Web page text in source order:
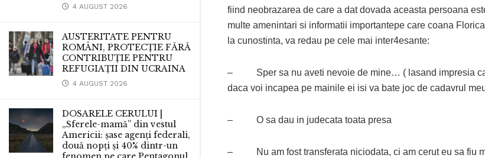
4 AUGUST 2026
AUSTERITATE PENTRU
ROMÂNI, PROTECȚIE FĂRĂ
CONTRIBUȚIE PENTRU
REFUGIAȚII DIN UCRAINA
4 AUGUST 2026
DOSARELE CERULUI |
„Sferele-mamă” din vestul
Americii: șase agenți federali,
două nopți și 40% dintr-un
fiind neobrazarea de care a dat dovada aceasta persoana
multe amenintari si informatii importantepe care coana
la cunostinta, va redau pe cele mai inter4esante:
– Sper sa nu aveti nevoie de mine… ( lasand impresia ca
daca voi incapea pe mainile ei isi va bate joc de cadavrul
– O sa dau in judecata toata presa
– Nu am fost transferata niciodata, ci am cerut eu sa fiu